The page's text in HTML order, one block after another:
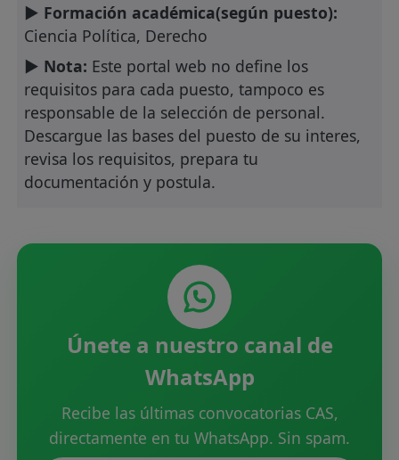
► Formación académica(según puesto):
Ciencia Política, Derecho
► Nota: Este portal web no define los
requisitos para cada puesto, tampoco es
responsable de la selección de personal.
Descargue las bases del puesto de su interes,
revisa los requisitos, prepara tu
documentación y postula.
Únete a nuestro canal de
WhatsApp
Recibe las últimas convocatorias CAS,
directamente en tu WhatsApp. Sin spam.